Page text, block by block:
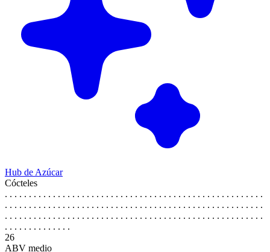
Hub de Azúcar
Cócteles
. . . . . . . . . . . . . . . . . . . . . . . . . . . . . . . . . . . . . . . . . . . . . . . . . . . . . .
. . . . . . . . . . . . . . . . . . . . . . . . . . . . . . . . . . . . . . . . . . . . . . . . . . . . . .
. . . . . . . . . . . . . . . . . . . . . . . . . . . . . . . . . . . . . . . . . . . . . . . . . . . . . .
. . . . . . . . . . . . . .
26
ABV medio